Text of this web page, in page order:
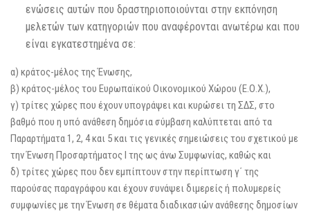
ενώσεις αυτών που δραστηριοποιούνται στην εκπόνηση
μελετών των κατηγοριών που αναφέρονται ανωτέρω και που
είναι εγκατεστημένα σε:
α) κράτος-μέλος της Ένωσης,
β) κράτος-μέλος του Ευρωπαϊκού Οικονομικού Χώρου (Ε.Ο.Χ.),
γ) τρίτες χώρες που έχουν υπογράψει και κυρώσει τη ΣΔΣ, στο
βαθμό που η υπό ανάθεση δημόσια σύμβαση καλύπτεται από τα
Παραρτήματα 1, 2, 4 και 5 και τις γενικές σημειώσεις του σχετικού με
την Ένωση Προσαρτήματος I της ως άνω Συμφωνίας, καθώς και
δ) τρίτες χώρες που δεν εμπίπτουν στην περίπτωση γ΄ της
παρούσας παραγράφου και έχουν συνάψει διμερείς ή πολυμερείς
συμφωνίες με την Ένωση σε θέματα διαδικασιών ανάθεσης δημοσίων